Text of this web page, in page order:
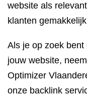
website als
klanten
Als je op zoek
jouw website,
Optimizer
onze backlink